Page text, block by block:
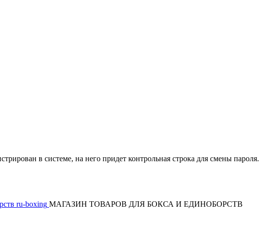
в системе, на него придет контрольная строка для смены пароля.
МАГАЗИН ТОВАРОВ ДЛЯ БОКСА И ЕДИНОБОРСТВ